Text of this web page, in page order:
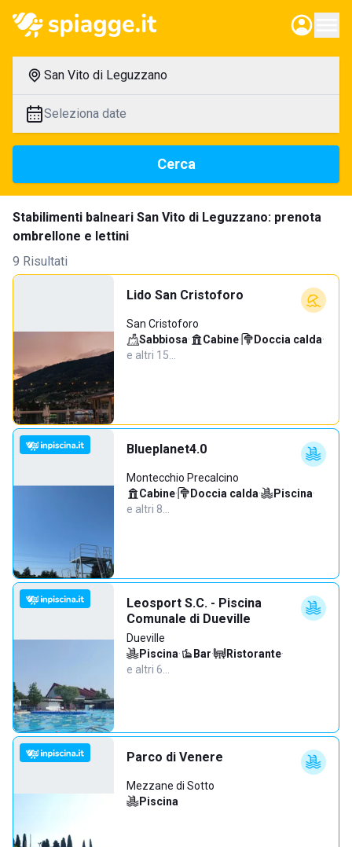
San Vito di Leguzzano
Seleziona date
Cerca
Stabilimenti balneari San Vito di Leguzzano: prenota
ombrellone e lettini
9 Risultati
Lido San Cristoforo
San Cristoforo
Sabbiosa· Cabine· Doccia calda·
e altri 15…
Blueplanet4.0
Montecchio Precalcino
Cabine· Doccia calda· Piscina·
e altri 8…
Leosport S.C. - Piscina
Comunale di Dueville
Dueville
Piscina· Bar· Ristorante·
e altri 6…
Parco di Venere
Mezzane di Sotto
Piscina